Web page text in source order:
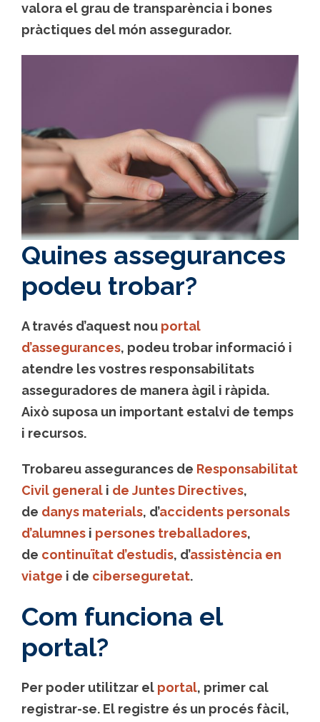
valora el grau de transparència i bones
pràctiques del món assegurador.
Quines assegurances
podeu trobar?
A través d’aquest nou portal
d’assegurances, podeu trobar informació i
atendre les vostres responsabilitats
asseguradores de manera àgil i ràpida.
Això suposa un important estalvi de temps
i recursos.
Trobareu assegurances de Responsabilitat
Civil general i de Juntes Directives,
de danys materials, d’accidents personals
d’alumnes i persones treballadores,
de continuïtat d’estudis, d’assistència en
viatge i de ciberseguretat.
Com funciona el
portal?
Per poder utilitzar el portal, primer cal
registrar-se. El registre és un procés fàcil,